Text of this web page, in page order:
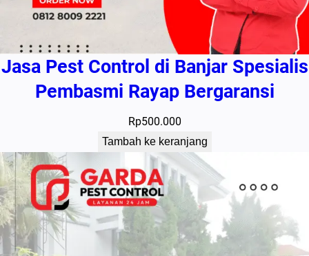
Jasa Pest Control di Banjar Spesialis
Pembasmi Rayap Bergaransi
Rp500.000
Tambah ke keranjang